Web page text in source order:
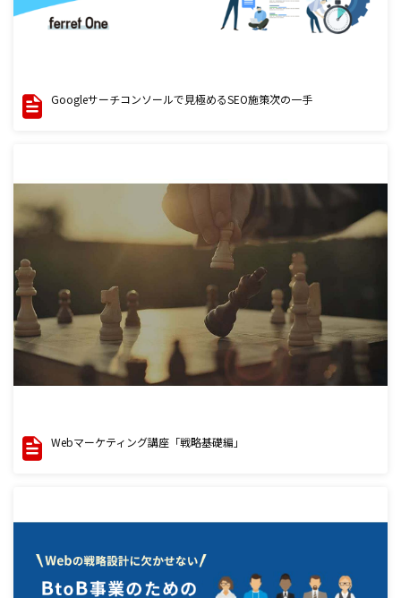
Googleサーチコンソールで見極めるSEO施策次の一手
Webマーケティング講座「戦略基礎編」